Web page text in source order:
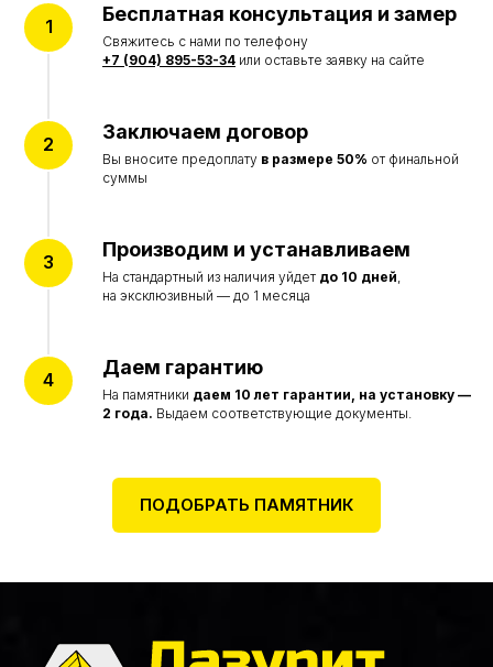
Бесплатная консультация и замер
Свяжитесь с нами по телефону
+7 (904) 895-53-34 или оставьте заявку на сайте
Заключаем договор
Вы вносите предоплату в размере 50% от финальной
суммы
Производим и устанавливаем
На стандартный из наличия уйдет до 10 дней
на эксклюзивный — до 1 месяца
Даем гарантию
На памятники даем 10 лет гарантии, на установку —
2 года. Выдаем соответствующие документы.
ПОДОБРАТЬ ПАМЯТНИК
ИНФОРМАЦИЯ
О компании
Разработка сайта accent-web
Цены на сайте не являются договором оферты
и представлены в ознакомительных целях
© Все права защищены 2015-2026